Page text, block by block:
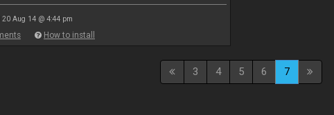
20 Aug 14 @ 4:44 pm
How to install
3 4 5 6 7